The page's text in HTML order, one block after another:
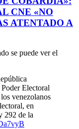
CNE «NO
ATENTADO A
se puede ver el
Electoral
venezolanos
en
292 de la